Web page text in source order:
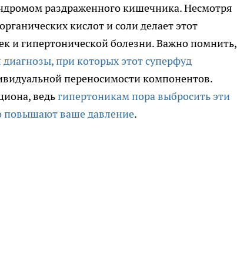
раздраженного кишечника. Несмотря
кислот и соли делает этот
и гипертонической болезни. Важно помнить,
при которых этот суперфуд
переносимости компонентов.
ведьгипертоникам пора выбросить эти
повышают ваше давление.